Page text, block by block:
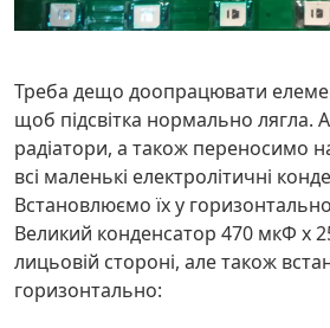
Треба дещо доопрацювати
щоб підсвітка нормально лягла.
радіатори, а також переносимо
всі маленькі електролітичні
Встановлюємо їх у
Великий конденсатор 470 мкФ х
лицьовій стороні, але також
горизонтально: